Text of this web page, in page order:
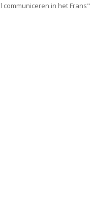
in het Frans"